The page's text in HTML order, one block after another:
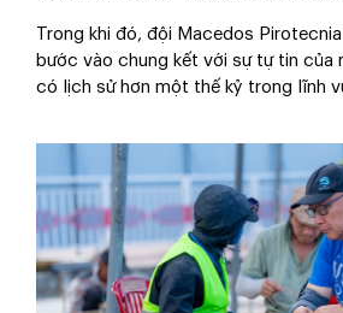
Trong khi đó, đội Macedos
bước vào chung kết với sự tự tin của
có lịch sử hơn một thế kỷ trong lĩnh